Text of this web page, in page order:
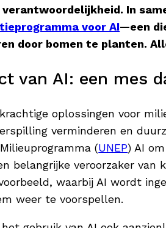
In
voor AI—een
door bomen te planten.
van AI: een mes
oplossingen voor
verminderen en
(UNEP) AI
belangrijke veroorzaker van
waarbij AI wordt
weer te voorspellen.